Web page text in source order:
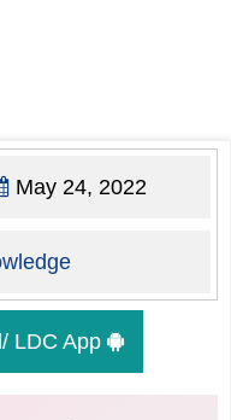
May 24, 2022
LDC App